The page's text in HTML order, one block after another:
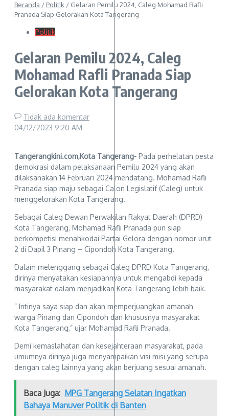
Beranda / Politik / Gelaran Pemilu 2024, Caleg Mohamad Rafli
Pranada Siap Gelorakan Kota Tangerang
Politik
Gelaran Pemilu 2024, Caleg
Mohamad Rafli Pranada Siap
Gelorakan Kota Tangerang
Tidak ada komentar
04/12/2023 9:20 AM
Tangerangkini.com,Kota Tangerang- Pada perhelatan pesta
demokrasi dalam pelaksanaan Pemilu 2024 yang akan
dilaksanakan 14 Februari 2024 mendatang. Mohamad Rafli
Pranada siap maju sebagai Calon Legislatif (Caleg) untuk
menggelorakan Kota Tangerang.
Sebagai Caleg Dewan Perwakilan Rakyat Daerah (DPRD)
Kota Tangerang, Mohamad Rafli Pranada pun siap
berkompetisi menahkodai Partai Gelora dengan nomor urut
2 di Dapil 3 Pinang – Cipondoh Kota Tangerang.
Dalam melenggang sebagai Caleg DPRD Kota Tangerang,
dirinya menyatakan kesiapannya untuk mengabdi kepada
masyarakat dalam menjadikan Kota Tangerang lebih baik.
” Intinya saya siap dan akan memperjuangkan amanah
warga Pinang dan Cipondoh dan khususnya masyarakat
Kota Tangerang,” ujar Mohamad Rafli Pranada.
Demi kemaslahatan dan kesejahteraan masyarakat, pada
umumnya dirinya juga menyampaikan visi misi yang serupa
dengan caleg lainnya yang akan berjuang sesuai amanah.
Baca Juga: MPG Tangerang Selatan Ingatkan
Bahaya Manuver Politik di Banten